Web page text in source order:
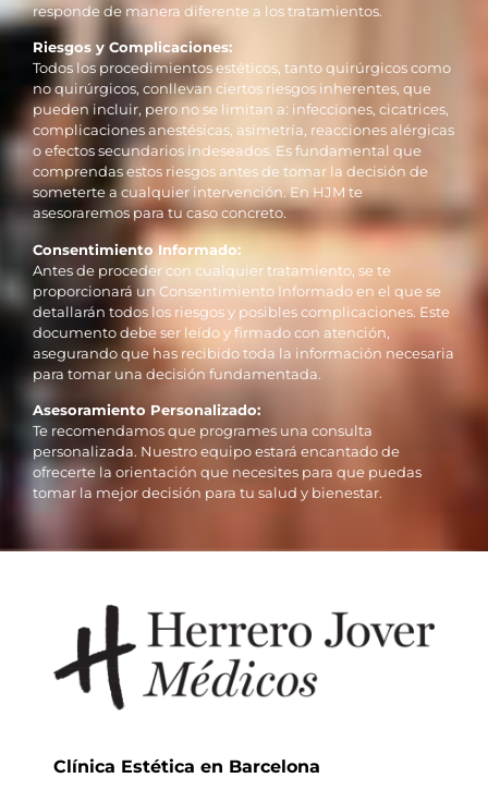
responde de manera diferente a los tratamientos.
Riesgos y Complicaciones:
Todos los procedimientos estéticos, tanto quirúrgicos como
no quirúrgicos, conllevan ciertos riesgos inherentes, que
pueden incluir, pero no se limitan a: infecciones, cicatrices,
complicaciones anestésicas, asimetría, reacciones alérgicas
o efectos secundarios indeseados. Es fundamental que
comprendas estos riesgos antes de tomar la decisión de
someterte a cualquier intervención. En HJM te
asesoraremos para tu caso concreto.
Consentimiento Informado:
Antes de proceder con cualquier tratamiento, se te
proporcionará un Consentimiento Informado en el que se
detallarán todos los riesgos y posibles complicaciones. Este
documento debe ser leído y firmado con atención,
asegurando que has recibido toda la información necesaria
para tomar una decisión fundamentada.
Asesoramiento Personalizado:
Te recomendamos que programes una consulta
personalizada. Nuestro equipo estará encantado de
ofrecerte la orientación que necesites para que puedas
tomar la mejor decisión para tu salud y bienestar.
Clínica Estética en Barcelona